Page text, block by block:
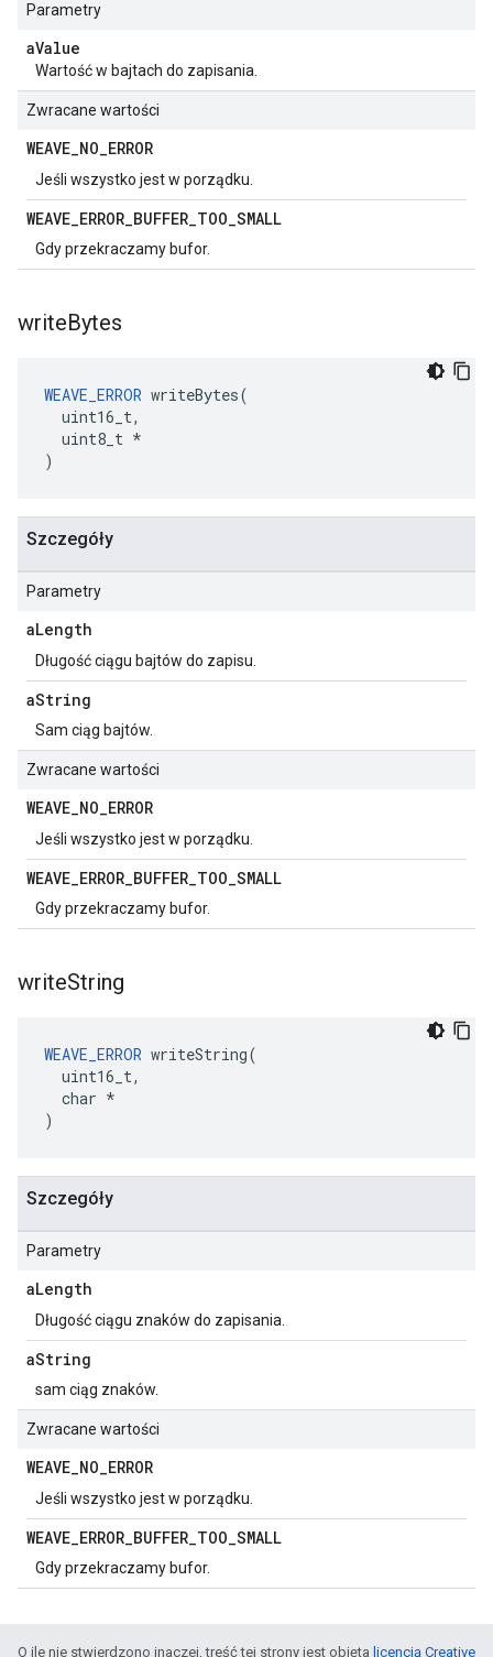
Parametry
aValue
Wartość w bajtach do zapisania.
Zwracane wartości
WEAVE_NO_ERROR
Jeśli wszystko jest w porządku.
WEAVE_ERROR_BUFFER_TOO_SMALL
Gdy przekraczamy bufor.
writeBytes
WEAVE_ERROR writeBytes(
  uint16_t,
  uint8_t *
)
Szczegóły
Parametry
aLength
Długość ciągu bajtów do zapisu.
aString
Sam ciąg bajtów.
Zwracane wartości
WEAVE_NO_ERROR
Jeśli wszystko jest w porządku.
WEAVE_ERROR_BUFFER_TOO_SMALL
Gdy przekraczamy bufor.
writeString
WEAVE_ERROR writeString(
  uint16_t,
  char *
)
Szczegóły
Parametry
aLength
Długość ciągu znaków do zapisania.
aString
sam ciąg znaków.
Zwracane wartości
WEAVE_NO_ERROR
Jeśli wszystko jest w porządku.
WEAVE_ERROR_BUFFER_TOO_SMALL
Gdy przekraczamy bufor.
O ile nie stwierdzono inaczej, treść tej strony jest objęta licencją Creative